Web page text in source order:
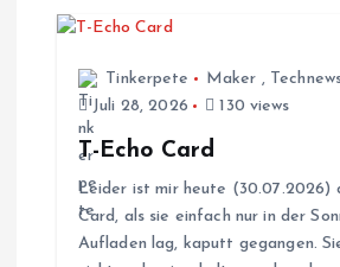
Tinkerpete Maker ,
Juli 28, 2026
130 views
T-Echo Card
Leider ist mir heute (30.07.2026)
Card, als sie einfach nur in der
Aufladen lag, kaputt gegangen.